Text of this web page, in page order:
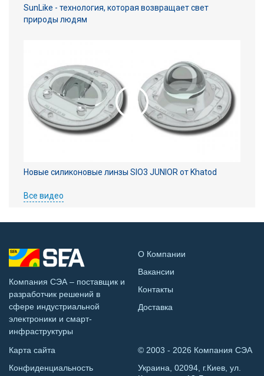
SunLike - технология, которая возвращает свет
природы людям
Новые силиконовые линзы SIO3 JUNIOR от Khatod
Все видео
Компания СЭА – поставщик и
разработчик решений в
сфере индустриальной
электроники и смарт-
инфраструктуры
О Компании
Вакансии
Контакты
Доставка
Карта сайта
Конфиденциальность
© 2003 - 2026 Компания СЭА
Украина, 02094, г.Киев, ул.